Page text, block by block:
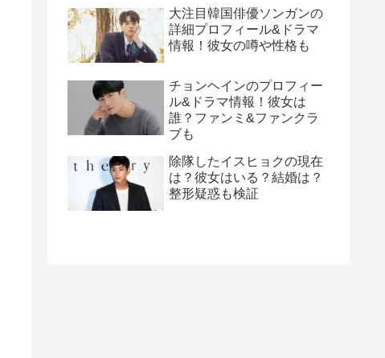
大注目韓国俳優ソンガンの
詳細プロフィール&ドラマ
情報！彼女の噂や性格も
チョンヘインのプロフィー
ル&ドラマ情報！彼女は
誰？ファンミ&ファンクラ
ブも
除隊したイスヒョクの現在
は？彼女はいる？結婚は？
整形疑惑も検証